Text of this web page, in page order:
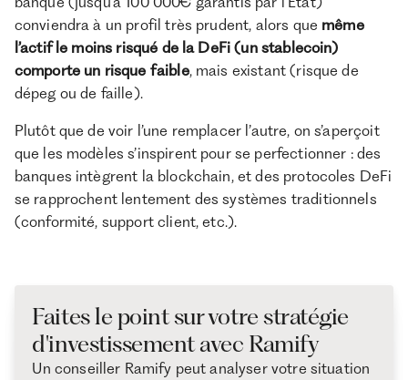
conviendra à un profil très prudent, alors que même
l’actif le moins risqué de la DeFi (un stablecoin)
comporte un risque faible, mais existant (risque de
dépeg ou de faille).
Plutôt que de voir l’une remplacer l’autre, on s’aperçoit
que les modèles s’inspirent pour se perfectionner : des
banques intègrent la blockchain, et des protocoles DeFi
se rapprochent lentement des systèmes traditionnels
(conformité, support client, etc.).
Faites le point sur votre stratégie
d'investissement avec Ramify
Un conseiller Ramify peut analyser votre situation